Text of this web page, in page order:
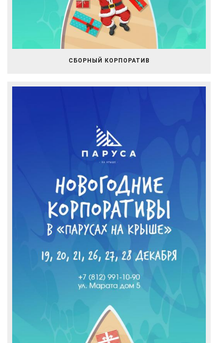
СБОРНЫЙ КОРПОРАТИВ